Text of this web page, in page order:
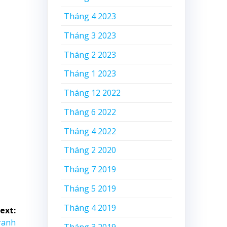
Tháng 4 2023
Tháng 3 2023
Tháng 2 2023
Tháng 1 2023
Tháng 12 2022
Tháng 6 2022
Tháng 4 2022
Tháng 2 2020
Tháng 7 2019
Tháng 5 2019
Tháng 4 2019